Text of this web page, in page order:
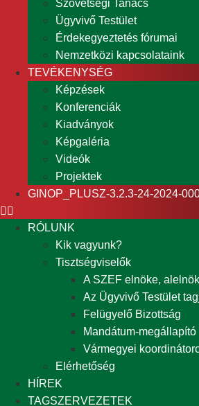
Szövetségi Tanács
Ügyvivő Testület
Érdekegyeztetés fórumai
Nemzetközi kapcsolataink
TEVÉKENYSÉG
Képzések
Konferenciák
Kiadványok
Képgaléria
Videók
Projektek
GINOP_PLUSZ-3.2.3-24-2024-
RÓLUNK
Kik vagyunk?
Tisztségviselők
A SZEF elnöke,
Az Ügyvivő Testület
Felügyelő Bizottság
Mandátum-megállapító
Vármegyei
Elérhetőség
HÍREK
TAGSZERVEZETEK